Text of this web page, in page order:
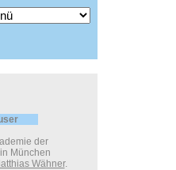
der
München
Wähner.